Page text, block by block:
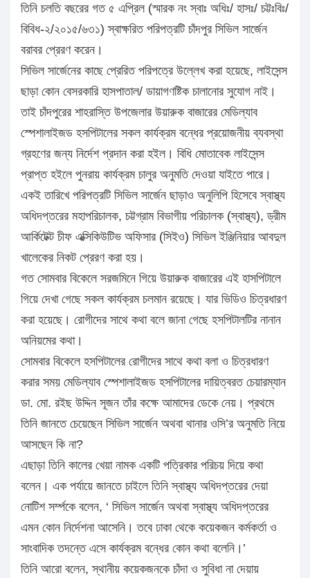
তিনি চলতি বছরের গত ৫ এপ্রিল (স্মারক নং স্বাঃ অধিঃ/ হাসঃ/ চট্টঃবিঃ/
বিবিধ-২/২০১৫/৬৩১) স্বাক্ষরিত পরিপত্রটি চাঁদপুর সিভিল সার্জেন
বরাবর প্রেরণ করেন।
সিভিল সার্জেনের কাছে প্রেরিত পরিপত্রে উল্লেখ করা হয়েছে, লাইসেন্স
ছাড়া কোন বেসরকারি হাসপাতাল/ ডায়াগণষ্টিক চালানোর সুযোগ নাই।
তাই চাঁদপুরের শাহরাস্তি উপজেলার উয়ারুক বাজারের মেডিল্যাব
স্পেশালাইজড হসপিটালের সকল কার্যক্রম বন্ধের প্রয়োজনীয় ব্যবস্থা
গ্রহণের জন্য নির্দেশ প্রদান করা হইল। বিধি মোতাবেক লাইসেন্স
প্রাপ্ত হইলে পুনরায় কার্যক্রম চালুর অনুমতি দেওয়া যাইতে পারে।
একই তারিখে পরিপত্রটি সিভিল সার্জেন ছাড়াও অনুলিপি হিসেবে স্বাস্থ্য
অধিদপ্তরের মহাপরিচালক, চট্টগ্রাম বিভাগীয় পরিচালক (স্বাস্থ্য), ড্রীম
আর্কিটেক্ট চীফ এক্সিকিউটিভ অফিসার (সিইও) সিভিল ইঞ্জিনিয়ার আবদুল
খালেকের নিকট প্রেরণ করা হয়।
গত সোমবার বিকেলে সরজমিনে গিয়ে উয়ারুক বাজারের এই হাসপিটালে
গিয়ে দেখা গেছে সকল কার্যক্রম চলমান রয়েছে। যার ভিডিও চিত্রধারণ
করা হয়েছে। রোগীদের সাথে কথা বলে জানা গেছে হসপিটালটির নানান
অনিয়মের কথা।
সোমবার বিকেলে হসপিটালের রোগীদের সাথে কথা বলা ও চিত্রধারণ
করার সময় মেডিল্যাব স্পেশালাইজড হসপিটালের দায়িত্বরত চেয়ারম্যান
ডা. মো. রইছ উদ্দিন সূজন তাঁর কক্ষে আমাদের ডেকে নেয়। প্রথমে
তিনি জানতে চেয়েছেন সিভিল সার্জেন অথবা থানার ওসি’র অনুমতি নিয়ে
আসছেন কি না?
এছাড়া তিনি কালের খেয়া নামক একটি পত্রিকার পরিচয় দিয়ে কথা
বলেন। এক পর্যায়ে জানতে চাইলে তিনি স্বাস্থ্য অধিদপ্তরের দেয়া
নোটিশ সর্ম্পকে বলেন, ‘ সিভিল সার্জেন অথবা স্বাস্থ্য অধিদপ্তরের
এমন কোন নির্দেশনা আসেনি। তবে ঢাকা থেকে কয়েকজন কর্মকর্তা ও
সাংবাদিক তদন্তে এসে কার্যক্রম বন্ধের কোন কথা বলেনি।’
তিনি আরো বলেন, স্থানীয় কয়েকজনকে চাঁদা ও সুবিধা না দেয়ায়